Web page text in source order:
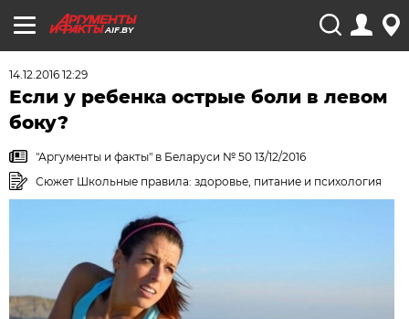
AIF.BY
14.12.2016 12:29
Если у ребенка острые боли в левом
боку?
"Аргументы и факты" в Беларуси № 50 13/12/2016
Сюжет Школьные правила: здоровье, питание и психология